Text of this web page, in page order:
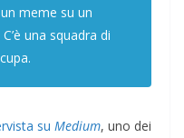
meme su un
una squadra di
su Medium, uno dei